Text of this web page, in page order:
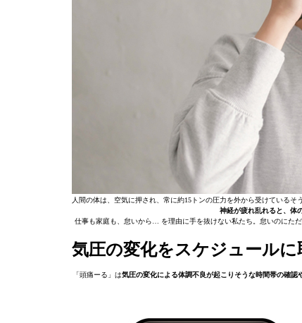
人間の体は、空気に押され、常に約15トンの圧力を外から受けている
神経が疲れ乱れると、体
仕事も家庭も、怠いから… を理由に手を抜けない私たち。怠いのにた
気圧の変化をスケジュールに
「頭痛ーる」は気圧の変化による体調不良が起こりそうな時間帯の確